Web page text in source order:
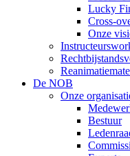
Lucky
Cross-
Onze
De NOB
Onze
Bestuur